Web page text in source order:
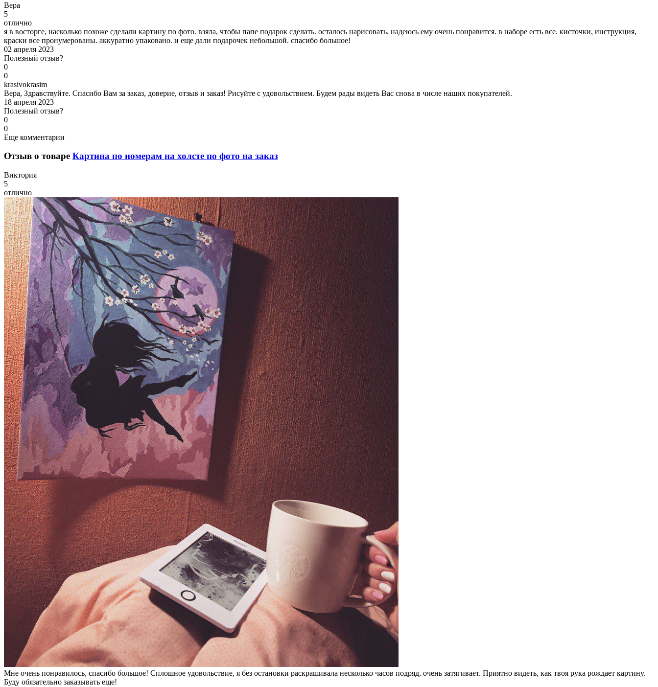
Вера
5
отлично
я в восторге, насколько похоже сделали картину по фото. взяла, чтобы папе подарок сделать. осталось нарисовать. надеюсь ему очень понравится. в наборе есть все. кисточки, инструкция,
краски все пронумерованы. аккуратно упаковано. и еще дали подарочек небольшой. спасибо большое!
02 апреля 2023
Полезный отзыв?
0
0
krasivokrasim
Вера, Здравствуйте. Спасибо Вам за заказ, доверие, отзыв и заказ! Рисуйте с удовольствием. Будем рады видеть Вас снова в числе наших покупателей.
18 апреля 2023
Полезный отзыв?
0
0
Еще комментарии
Отзыв о товаре Картина по номерам на холсте по фото на заказ
Виктория
5
отлично
Мне очень понравилось, спасибо большое! Сплошное удовольствие, я без остановки раскрашивала несколько часов подряд, очень затягивает. Приятно видеть, как твоя рука рождает картину.
Буду обязательно заказывать еще!